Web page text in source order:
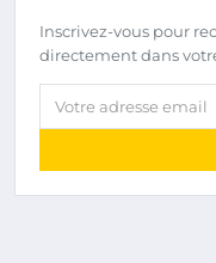
Inscrivez-vous pour
directement dans
Votre adresse email